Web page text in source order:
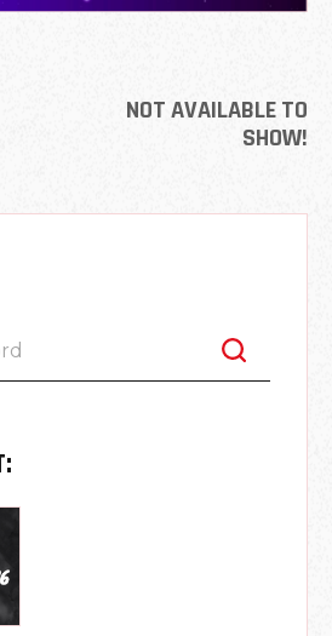
NOT AVAILABLE TO
SHOW!